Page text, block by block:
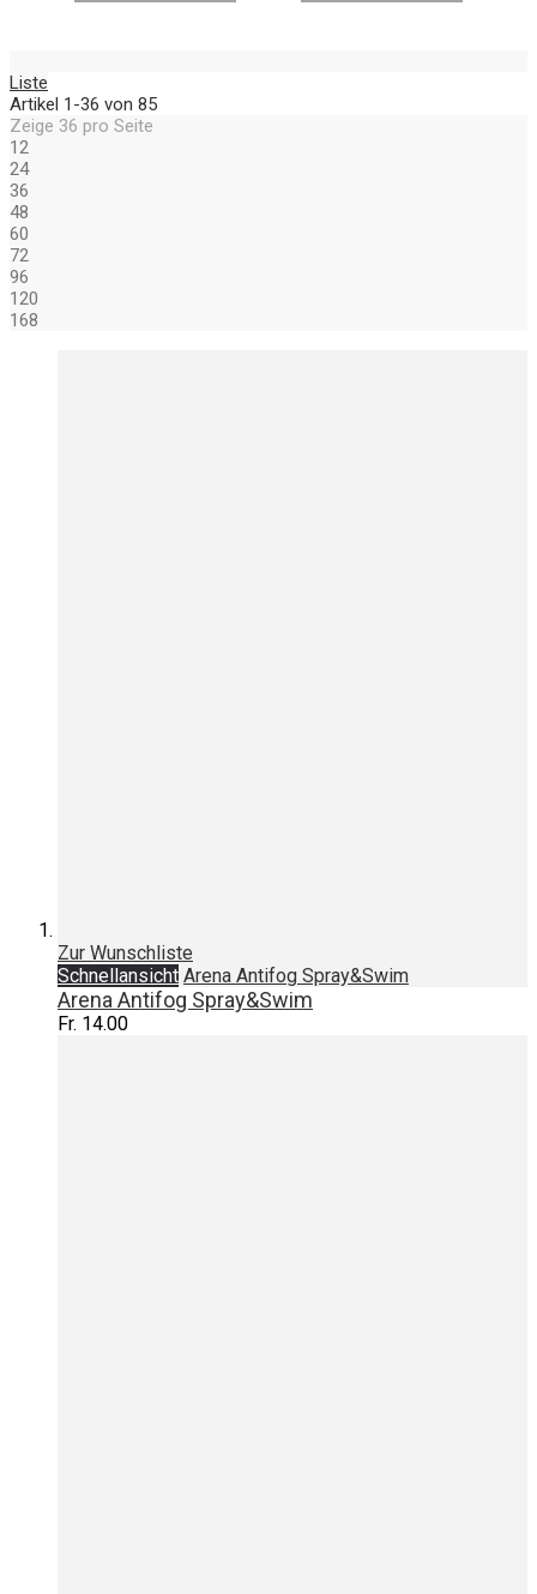
Liste
Artikel 1 -36 von 85
Zeige 36 pro Seite
12
24
36
48
60
72
96
120
168
Zur Wunschliste
Schnellansicht Arena Antifog Spray&Swim
Arena Antifog Spray&Swim
Fr. 14.00